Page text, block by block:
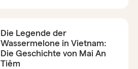
Die Legende der
Wassermelone in Vietnam:
Die Geschichte von Mai An
Tiêm